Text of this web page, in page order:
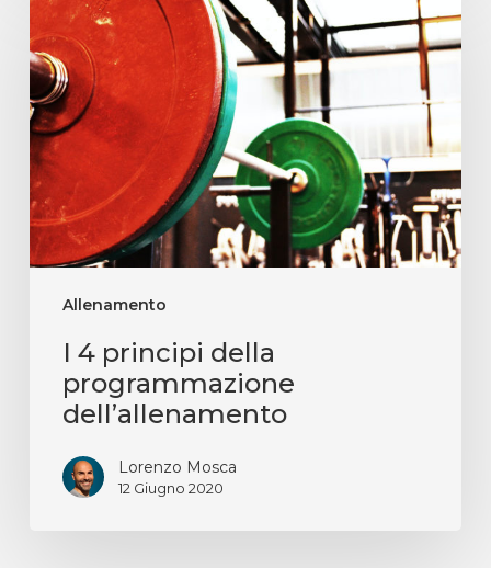
Allenamento
I 4 principi della
programmazione
dell’allenamento
Lorenzo Mosca
12 Giugno 2020